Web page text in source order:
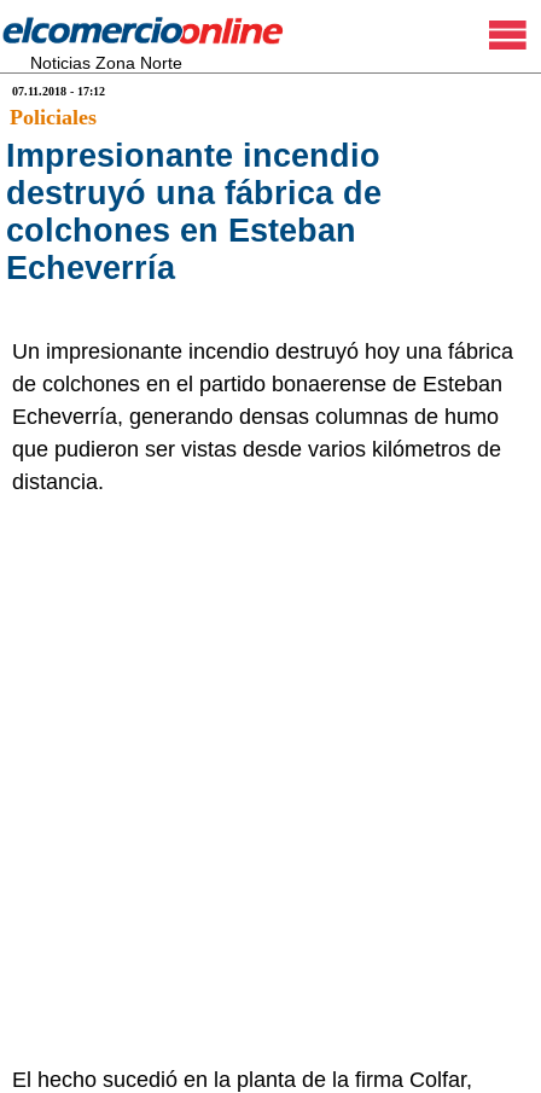
Noticias Zona Norte
07.11.2018 - 17:12
Policiales
Impresionante incendio
destruyó una fábrica de
colchones en Esteban
Echeverría
Un impresionante incendio destruyó hoy una fábrica
de colchones en el partido bonaerense de Esteban
Echeverría, generando densas columnas de humo
que pudieron ser vistas desde varios kilómetros de
distancia.
El hecho sucedió en la planta de la firma Colfar,